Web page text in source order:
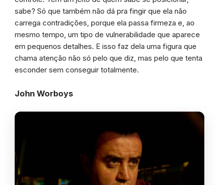
sabe? Só que também não dá pra fingir que ela não
carrega contradições, porque ela passa firmeza e, ao
mesmo tempo, um tipo de vulnerabilidade que aparece
em pequenos detalhes. E isso faz dela uma figura que
chama atenção não só pelo que diz, mas pelo que tenta
esconder sem conseguir totalmente.
John Worboys